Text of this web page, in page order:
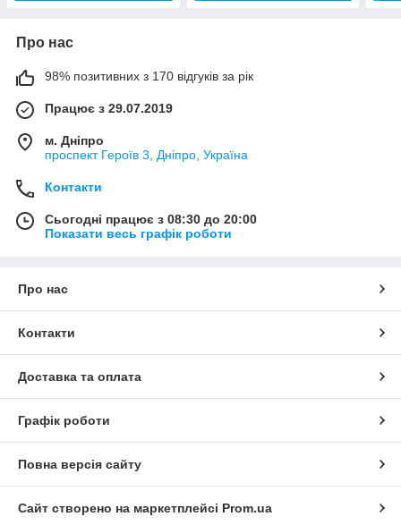
Про нас
98% позитивних з 170 відгуків за рік
Працює з 29.07.2019
м. Дніпро
проспект Героїв 3, Дніпро, Україна
Контакти
Сьогодні працює з 08:30 до 20:00
Показати весь графік роботи
Про нас
Контакти
Доставка та оплата
Графік роботи
Повна версія сайту
Сайт створено на маркетплейсі Prom.ua